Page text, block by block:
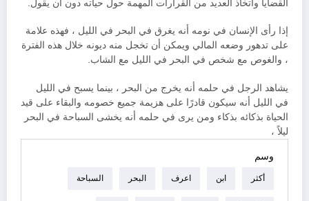
القضايا واتخاذ العديد من القرارات المهمة حول حياته دون أن يقول.
إذا رأى الإنسان في نومه أنه يغرق في البحر في الليل ، فهذه علامة
على تدهور وضعه المالي ويمكن أن تخجل منه ديونه خلال هذه الفترة
، والغوص مع شخص في البحر في الليل مع الشاب.
يشاهد الرجل في حلمه أنه يخرج من البحر ، بينما يسبح في الليل
في الليل أنه سيكون قادرًا على هزيمة جميع خصومه والبقاء على قيد
الحياة بذكائه بذكاء ومن يرى في حلمه أنه يخشى السباحة في البحر
ليلاً ،
وسم
أكثر ابن اعرف البحر السباحة